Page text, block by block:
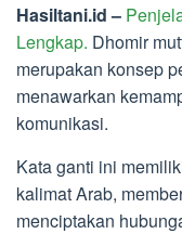
Hasiltani.id –
Lengkap. Dhomir
merupakan konsep
menawarkan
komunikasi.
Kata ganti ini
kalimat Arab,
menciptakan